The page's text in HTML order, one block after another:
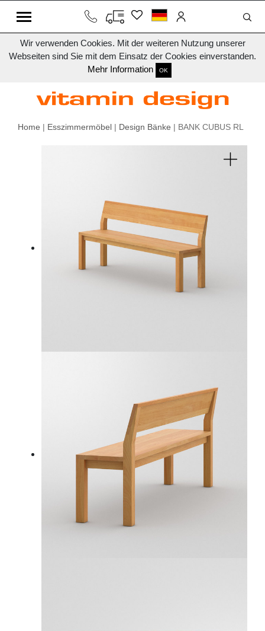
Wir verwenden Cookies. Mit der weiteren Nutzung unserer
Webseiten sind Sie mit dem Einsatz der Cookies einverstanden.
Mehr Information
OK
Home | Esszimmermöbel | Design Bänke | BANK CUBUS RL